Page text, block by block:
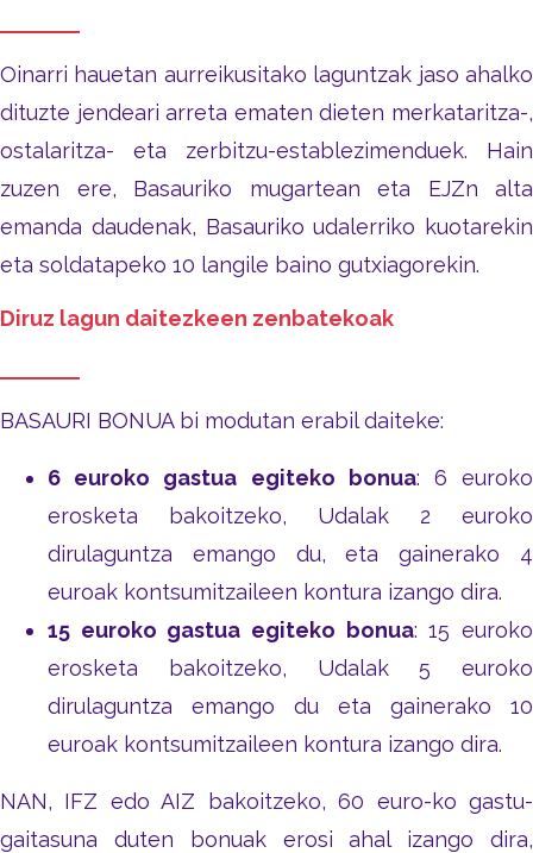
Oinarri hauetan aurreikusitako laguntzak jaso ahalko
dituzte jendeari arreta ematen dieten merkataritza-,
ostalaritza- eta zerbitzu-establezimenduek. Hain
zuzen ere, Basauriko mugartean eta EJZn alta
emanda daudenak, Basauriko udalerriko kuotarekin
eta soldatapeko 10 langile baino gutxiagorekin.
Diruz lagun daitezkeen zenbatekoak
BASAURI BONUA bi modutan erabil daiteke:
6 euroko gastua egiteko bonua: 6 euroko
erosketa bakoitzeko, Udalak 2 euroko
dirulaguntza emango du, eta gainerako 4
euroak kontsumitzaileen kontura izango dira.
15 euroko gastua egiteko bonua: 15 euroko
erosketa bakoitzeko, Udalak 5 euroko
dirulaguntza emango du eta gainerako 10
euroak kontsumitzaileen kontura izango dira.
NAN, IFZ edo AIZ bakoitzeko, 60 euro-ko gastu-
gaitasuna duten bonuak erosi ahal izango dira,